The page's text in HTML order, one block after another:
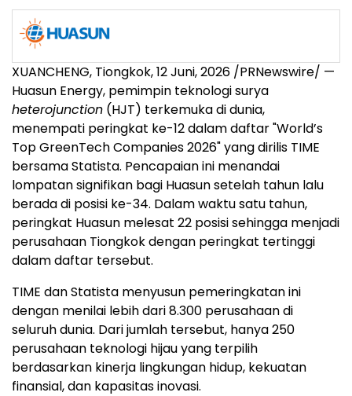
XUANCHENG, Tiongkok,12 Juni, 2026 /PRNewswire/ —
Huasun Energy, pemimpin teknologi surya
heterojunction (HJT) terkemuka di dunia,
menempati peringkat ke-12 dalam daftar "World’s
Top GreenTech Companies 2026" yang dirilis TIME
bersama Statista. Pencapaian ini menandai
lompatan signifikan bagi Huasun setelah tahun lalu
berada di posisi ke-34. Dalam waktu satu tahun,
peringkat Huasun melesat 22 posisi sehingga menjadi
perusahaan Tiongkok dengan peringkat tertinggi
dalam daftar tersebut.
TIME dan Statista menyusun pemeringkatan ini
dengan menilai lebih dari 8.300 perusahaan di
seluruh dunia. Dari jumlah tersebut, hanya 250
perusahaan teknologi hijau yang terpilih
berdasarkan kinerja lingkungan hidup, kekuatan
finansial, dan kapasitas inovasi.